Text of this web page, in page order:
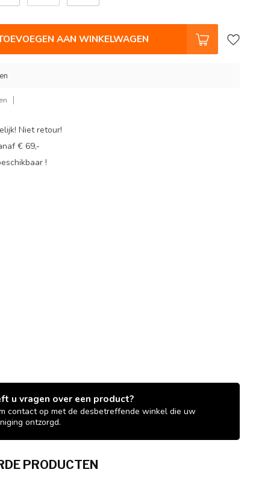
AAN WINKELWAGEN
Niet retour!
€ 69,-
!
u vragen over een product?
contact op met de desbetreffende winkel die uw
ontzorgd.
PRODUCTEN